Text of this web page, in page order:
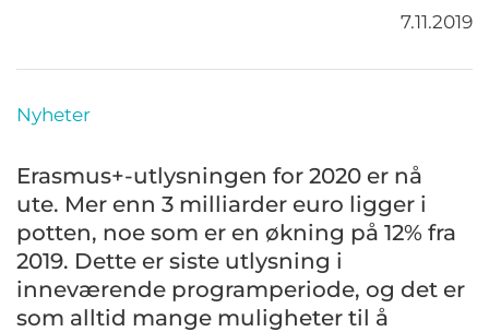
7.11.2019
Nyheter
Erasmus+-utlysningen for 2020 er nå
ute. Mer enn 3 milliarder euro ligger i
potten, noe som er en økning på 12% fra
2019. Dette er siste utlysning i
inneværende programperiode, og det er
som alltid mange muligheter til å